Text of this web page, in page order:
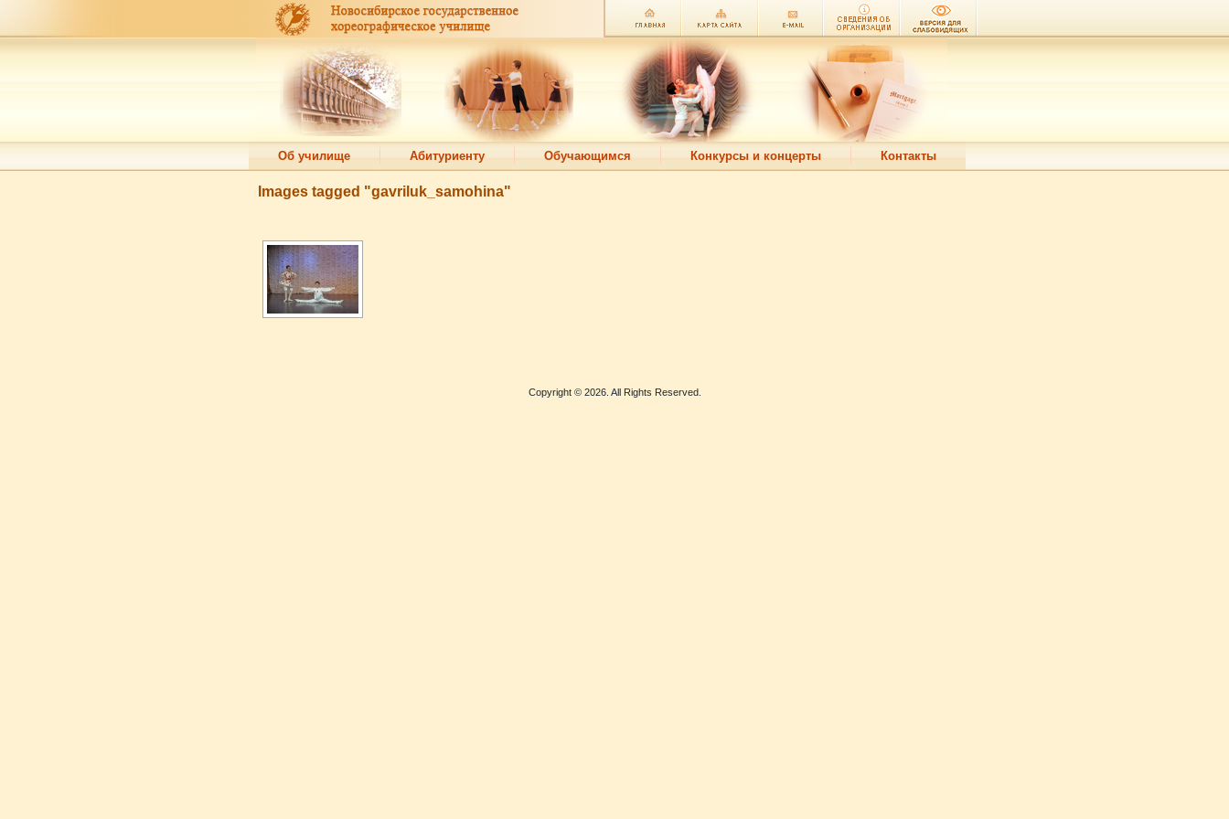
Об училище Абитуриенту Обучающимся Конкурсы и концерты Контакты
Images tagged "gavriluk_samohina"
Copyright © 2026. All Rights Reserved.